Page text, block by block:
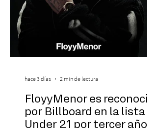
FloyyMenor es reconocido
por Billboard en la lista 21
Under 21 por tercer año
hace 3 días 2 min de lectura